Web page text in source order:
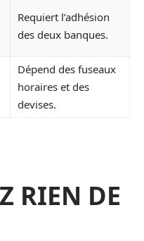
Requiert l’adhésion
des deux banques.
Dépend des fuseaux
horaires et des
devises.
RIEN DE